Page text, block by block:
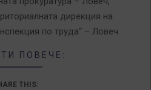
дирекция на
по труда“ – Ловеч
ПОВЕЧЕ:
THIS: